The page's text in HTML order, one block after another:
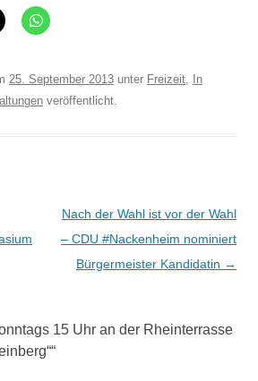
25. September 2013 unter Freizeit,
In
veröffentlicht.
Nach der Wahl ist vor der Wahl
– CDU #Nackenheim nominiert
Bürgermeister Kandidatin →
15 Uhr an der Rheinterrasse
“